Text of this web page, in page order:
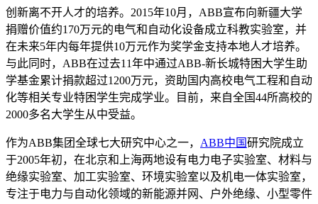
创新离不开人才的培养。2015年10月，ABB宣布向新疆大学
捐赠价值约170万元的电气和自动化设备成立科教实验室，并
在未来5年内每年提供10万元作为奖学金支持本地人才培养。
与此同时，ABB在过去11年中通过ABB-新长城特困大学生助
学基金累计捐款超过1200万元，资助国内高校电气工程和自动
化等相关专业特困学生完成学业。目前，来自全国44所高校的
2000多名大学生从中受益。
作为ABB集团全球七大研究中心之一， ABB中国研究院成立
于2005年初，在北京和上海两地设有电力电子实验室、材料与
绝缘实验室、加工实验室、环境实验室以及机电一体实验室，
专注于电力与自动化领域的新能源并网、户外绝缘、小型零件